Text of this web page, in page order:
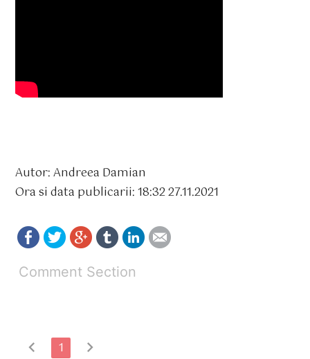
Autor: Andreea Damian
Ora si data publicarii: 18:32 27.11.2021
Comment Section
chevron_left 1 chevron_right